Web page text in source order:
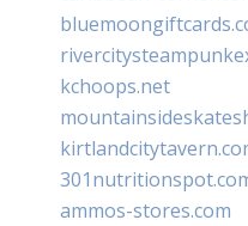
kchoops.net
ammos-stores.com